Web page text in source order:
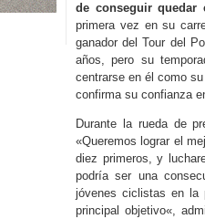
de conseguir quedar
primera vez en su
ganador del Tour del
años, pero su
centrarse en él como
confirma su confianza
Durante la rueda de
«Queremos lograr el
diez primeros, y
podría ser una
jóvenes ciclistas en la
principal objetivo«,